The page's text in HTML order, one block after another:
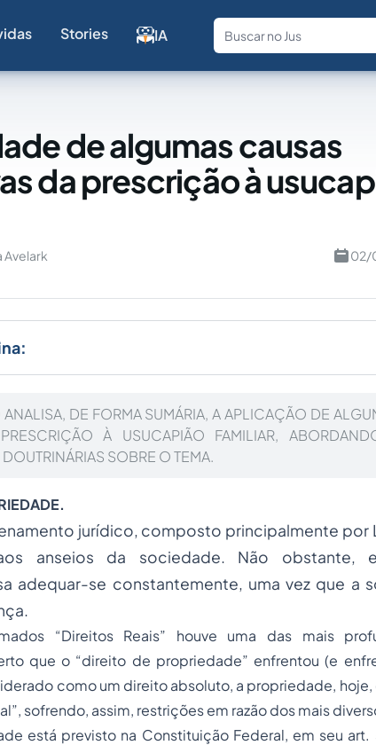
Stories IA
Fale com a IA
de algumas causas
da prescrição à
Avelark 02/
DE FORMA SUMÁRIA, A APLICAÇÃO DE
À USUCAPIÃO FAMILIAR,
SOBRE O TEMA.
jurídico, composto principalmente por
anseios da sociedade. Não obstante,
adequar-se constantemente, uma vez que a
“Direitos Reais” houve uma das mais
que o “direito de propriedade” enfrentou (e
como um direito absoluto, a propriedade, hoje,
sofrendo, assim, restrições em razão dos mais
está previsto na Constituição Federal, em seu art.